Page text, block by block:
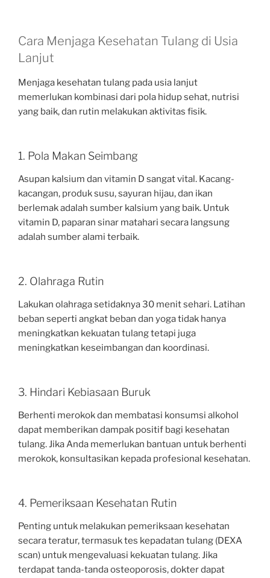
Cara Menjaga Kesehatan Tulang di Usia
Lanjut
Menjaga kesehatan tulang pada usia lanjut
memerlukan kombinasi dari pola hidup sehat, nutrisi
yang baik, dan rutin melakukan aktivitas fisik.
1. Pola Makan Seimbang
Asupan kalsium dan vitamin D sangat vital. Kacang-
kacangan, produk susu, sayuran hijau, dan ikan
berlemak adalah sumber kalsium yang baik. Untuk
vitamin D, paparan sinar matahari secara langsung
adalah sumber alami terbaik.
2. Olahraga Rutin
Lakukan olahraga setidaknya 30 menit sehari. Latihan
beban seperti angkat beban dan yoga tidak hanya
meningkatkan kekuatan tulang tetapi juga
meningkatkan keseimbangan dan koordinasi.
3. Hindari Kebiasaan Buruk
Berhenti merokok dan membatasi konsumsi alkohol
dapat memberikan dampak positif bagi kesehatan
tulang. Jika Anda memerlukan bantuan untuk berhenti
merokok, konsultasikan kepada profesional kesehatan.
4. Pemeriksaan Kesehatan Rutin
Penting untuk melakukan pemeriksaan kesehatan
secara teratur, termasuk tes kepadatan tulang (DEXA
scan) untuk mengevaluasi kekuatan tulang. Jika
terdapat tanda-tanda osteoporosis, dokter dapat